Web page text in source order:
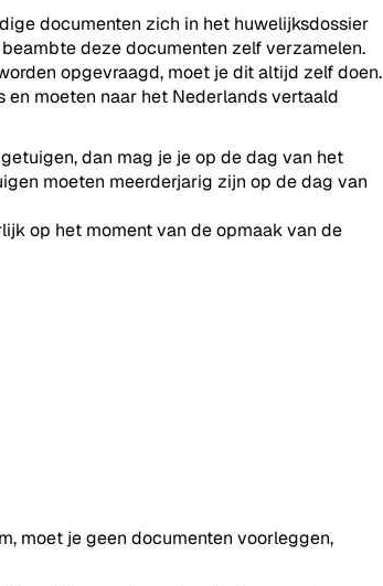
documenten zich in het huwelijksdossier
deze documenten zelf verzamelen.
opgevraagd, moet je dit altijd zelf doen.
moeten naar het Nederlands vertaald
dan mag je je op de dag van het
moeten meerderjarig zijn op de dag van
op het moment van de opmaak van de
moet je geen documenten voorleggen,